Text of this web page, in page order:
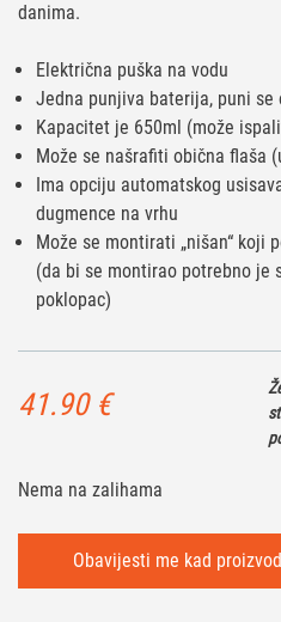
danima.
Električna puška na vodu
Jedna punjiva baterija, puni se
Kapacitet je 650ml (može
Može se našrafiti obična flaša
Ima opciju automatskog
dugmence na vrhu
Može se montirati „nišan“ koji
(da bi se montirao potrebno je
poklopac)
41.90 €
Nema na zalihama